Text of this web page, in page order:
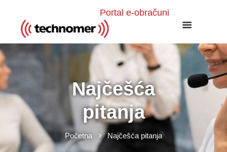
Portal e-obračuni
Najčešća
pitanja
Početna Najčešća pitanja